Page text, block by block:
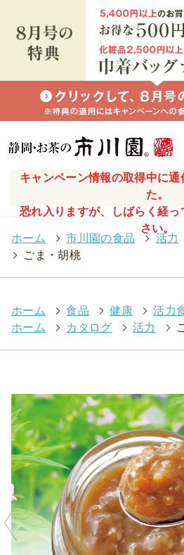
キャンペーン情報の取得中に
た。
恐れ入りますが、しばらく経
さい。
ホーム > 市川園の食品 > 活力
>
ごま・胡桃
ホーム > 食品 > 健康 > 活力
ホーム
> カタログ > 活力 >